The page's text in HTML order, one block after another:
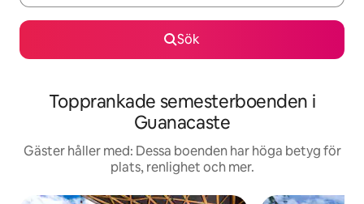
Sök
Topprankade semesterboenden i
Guanacaste
Gäster håller med: Dessa boenden har höga betyg för
plats, renlighet och mer.